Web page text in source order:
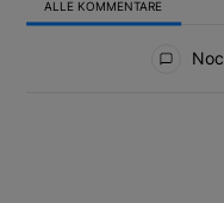
ALLE KOMMENTARE